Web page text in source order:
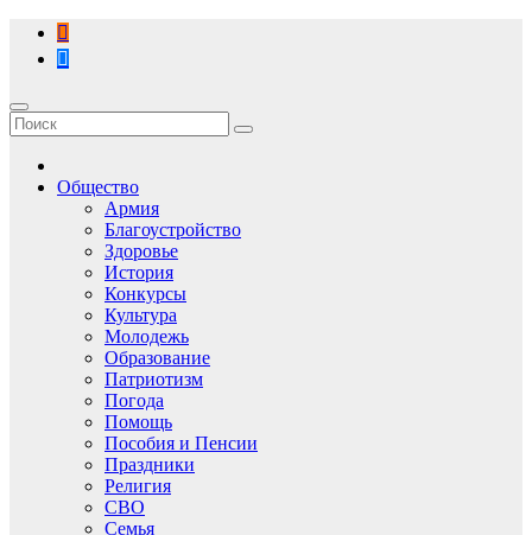
Перейти
содержимому
Общество
Армия
Благоустройство
Здоровье
История
Конкурсы
Культура
Молодежь
Образование
Патриотизм
Погода
Помощь
Пособия и Пенсии
Праздники
Религия
СВО
Семья